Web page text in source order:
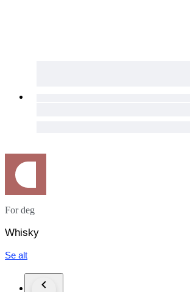
For deg
Whisky
Se alt